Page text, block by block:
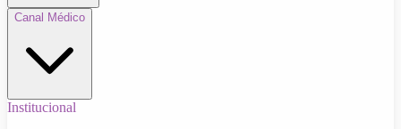
Canal Médico
Institucional